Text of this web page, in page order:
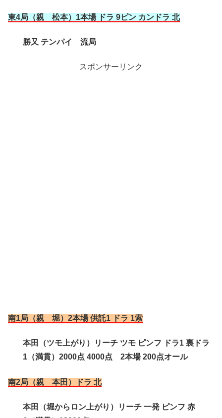
東4局（親 松本）1本場 ドラ 9ピン カンドラ 北
勝又 テンパイ 流局
スポンサーリンク
南1局（親 堀）2本場 供託1 ドラ 1索
本田（ツモ上がり）リーチ ツモ ピンフ ドラ1 裏ドラ
1（満貫）2000点 4000点 2本場 200点オール
南2局（親 本田）ドラ 北
本田（堀からロン上がり）リーチ 一発 ピンフ 赤